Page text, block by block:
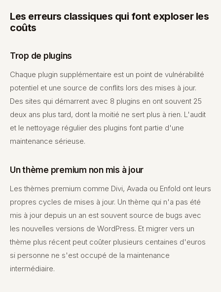
Les erreurs classiques qui font exploser les
coûts
Trop de plugins
Chaque plugin supplémentaire est un point de vulnérabilité
potentiel et une source de conflits lors des mises à jour.
Des sites qui démarrent avec 8 plugins en ont souvent 25
deux ans plus tard, dont la moitié ne sert plus à rien. L'audit
et le nettoyage régulier des plugins font partie d'une
maintenance sérieuse.
Un thème premium non mis à jour
Les thèmes premium comme Divi, Avada ou Enfold ont leurs
propres cycles de mises à jour. Un thème qui n'a pas été
mis à jour depuis un an est souvent source de bugs avec
les nouvelles versions de WordPress. Et migrer vers un
thème plus récent peut coûter plusieurs centaines d'euros
si personne ne s'est occupé de la maintenance
intermédiaire.